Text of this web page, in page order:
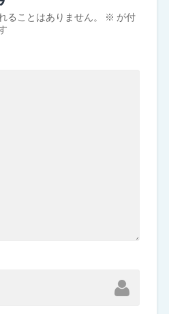
ることはありません。 ※ が付